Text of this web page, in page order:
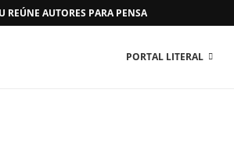
REÚNE AUTORES PARA PENSAR O MUNDO...
PORTAL LITERAL